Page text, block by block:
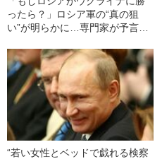
ったら？」ロシア軍の“真の狙
い”が明らかに…専門家が予言す
“若い女性とベッドで戯れる検察